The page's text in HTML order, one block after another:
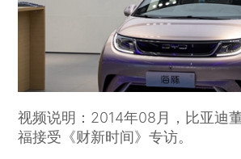
视频说明：2014年08月，比亚迪
福接受《财新时间》专访。